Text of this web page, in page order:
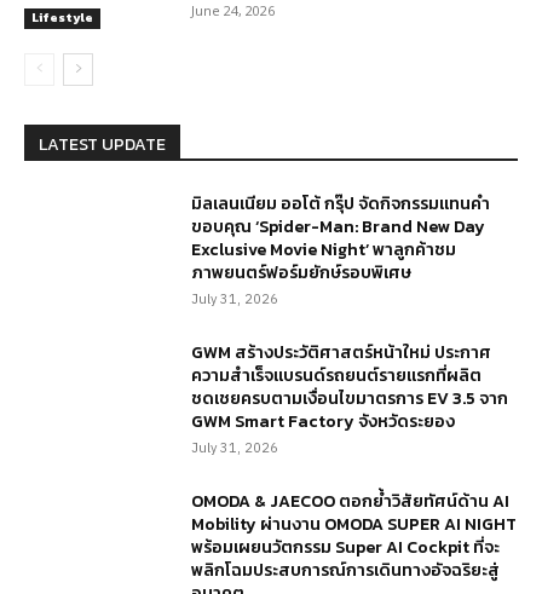
Lifestyle June 24, 2026
LATEST UPDATE
มิลเลนเนียม ออโต้ กรุ๊ป จัดกิจกรรมแทนคำ
ขอบคุณ ‘Spider-Man: Brand New Day
Exclusive Movie Night’ พาลูกค้าชม
ภาพยนตร์ฟอร์มยักษ์รอบพิเศษ
July 31, 2026
GWM สร้างประวัติศาสตร์หน้าใหม่ ประกาศ
ความสำเร็จแบรนด์รถยนต์รายแรกที่ผลิต
ชดเชยครบตามเงื่อนไขมาตรการ EV 3.5 จาก
GWM Smart Factory จังหวัดระยอง
July 31, 2026
OMODA & JAECOO ตอกย้ำวิสัยทัศน์ด้าน AI
Mobility ผ่านงาน OMODA SUPER AI NIGHT
พร้อมเผยนวัตกรรม Super AI Cockpit ที่จะ
พลิกโฉมประสบการณ์การเดินทางอัจฉริยะสู่